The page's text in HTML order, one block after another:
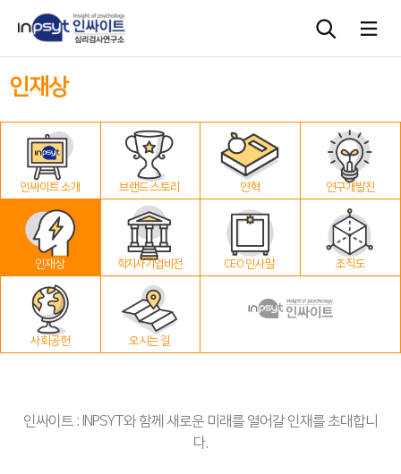
심리검사
상담도구
교육 워크숍
단체검사
인재상
인싸이트 소개 브랜드 스토리 연혁 연구개발진
인재상 학지사 기업 비전 CEO 인사말 조직도
사회공헌 오시는 길
인싸이트 : INPSYT와 함께 새로운 미래를 열어갈 인재를 초대합니
다.